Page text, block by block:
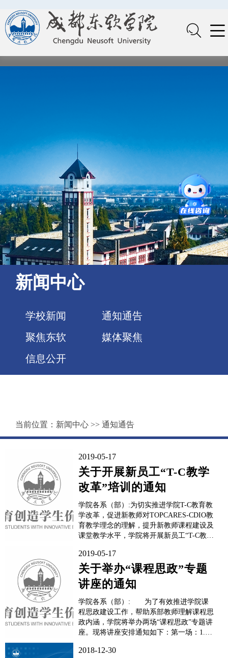
新闻中心
学校新闻
通知通告
聚焦东软
媒体聚焦
信息公开
当前位置： 新闻中心 >> 通知通告
2019-05-17
关于开展新员工“T-C教学
改革”培训的通知
学院各系（部）:为切实推进学院T-C教育教
学改革，促进新教师对TOPCARES-CDIO教
育教学理念的理解，提升新教师课程建设及
课堂教学水平，学院将开展新员工“T-C教学
1.培训时间：2019年5月21日（星期二）下
午16:30；2.地点：A3104国际报告厅;3.主讲
人：信息...
2019-05-17
关于举办“课程思政”专题
讲座的通知
学院各系（部）: 为了有效推进学院课
程思政建设工作，帮助系部教师理解课程思
政内涵，学院将举办两场“课程思政”专题讲
座。现将讲座安排通知如下：第一场：1.讲
13:00；2.讲座地点：A3104国际报告厅;3.主
2018-12-30